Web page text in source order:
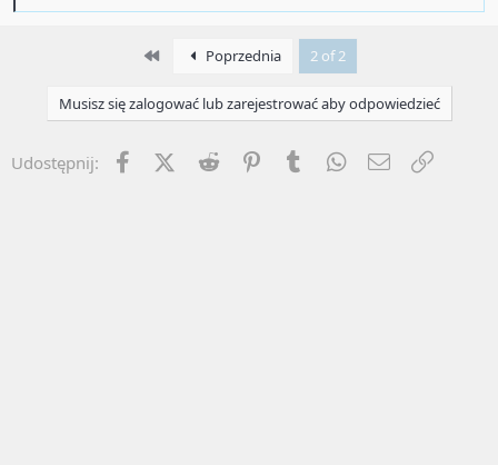
First Poprzednia 2 of 2
Musisz się zalogować lub zarejestrować aby odpowiedzieć
Udostępnij: FacebookX (Twitter)
Reddit PinterestTumblr WhatsApp
Email